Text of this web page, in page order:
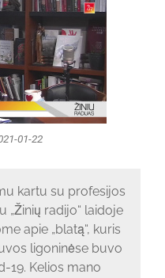
01-22
kartu su profesijos
„Žinių radijo“ laidoje
apie „blatą“, kuris
ligoninėse buvo
19. Kelios mano